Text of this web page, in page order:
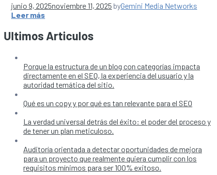
junio 9, 2025noviembre 11, 2025 byGemini Media Networks
Leer más
Ultimos Articulos
Porque la estructura de un blog con categorías impacta
directamente en el SEO, la experiencia del usuario y la
autoridad temática del sitio.
Qué es un copy y por qué es tan relevante para el SEO
La verdad universal detrás del éxito: el poder del proceso y
de tener un plan meticuloso.
Auditoría orientada a detectar oportunidades de mejora
para un proyecto que realmente quiera cumplir con los
requisitos mínimos para ser 100% exitoso.